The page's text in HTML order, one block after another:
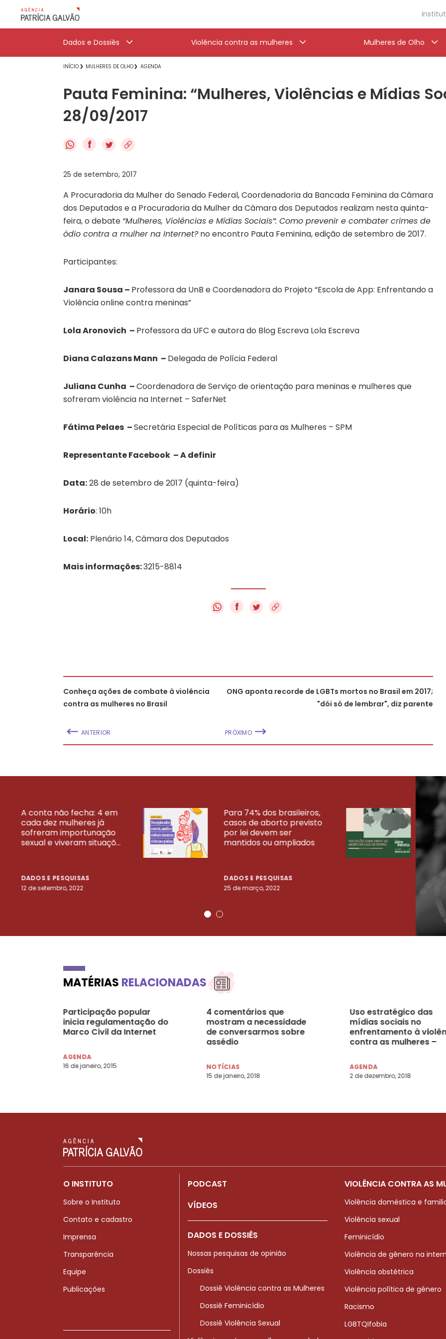
Dados e Dossiês Violência contra as mulheres Mulheres de Olho
INÍCIO MULHERES DE OLHO AGENDA
Pauta Feminina: “Mulheres, Violências e Mídias
28/09/2017
f
25 de setembro, 2017
A Procuradoria da Mulher do Senado Federal, Coordenadoria da Bancada Feminina da Câmara
dos Deputados e a Procuradoria da Mulher da Câmara dos Deputados realizam nesta quinta-
feira, o debate “Mulheres, Violências e Mídias Sociais”: Como prevenir e combater crimes de
ódio contra a mulher na Internet? no encontro Pauta Feminina, edição de setembro de 2017.
Participantes:
Janara Sousa – Professora da UnB e Coordenadora do Projeto “Escola de App: Enfrentando a
Violência online contra meninas”
Lola Aronovich – Professora da UFC e autora do Blog Escreva Lola Escreva
Diana Calazans Mann – Delegada de Polícia Federal
Juliana Cunha –Coordenadora de Serviço de orientação para meninas e mulheres que
sofreram violência na Internet – SaferNet
Fátima Pelaes –Secretária Especial de Políticas para as Mulheres – SPM
Representante Facebook – A definir
Data:28 de setembro de 2017 (quinta-feira)
Horário: 10h
Local: Plenário 14, Câmara dos Deputados
Mais informações:3215-8814
f
Conheça ações de combate à violência
contra as mulheres no Brasil
ANTERIOR
ONG aponta recorde de LGBTs mortos no Brasil em 2017;
"dói só de lembrar", diz parente
PRÓXIMO
A conta não fecha: 4 em
cada dez mulheres já
sofreram importunação
sexual e viveram situaçõ...
DADOS E PESQUISAS
12 de setembro, 2022
Para 74% dos brasileiros,
casos de aborto previsto
por lei devem ser
mantidos ou ampliados
DADOS E PESQUISAS
25 de março, 2022
23
VEJA MAIS PESQUISAS
MATÉRIAS RELACIONADAS
Participação popular
inicia regulamentação do
Marco Civil da Internet
AGENDA
16 de janeiro, 2015
4 comentários que
mostram a necessidade
de conversarmos sobre
assédio
NOTÍCIAS
15 de janeiro, 2018
Uso estratégico das
mídias sociais no
enfrentamento à
contra as mulheres –
AGENDA
2 de dezembro, 2018
O INSTITUTO
Sobre o Instituto
Contato e cadastro
Imprensa
Transparência
Equipe
Publicações
PODCAST
VÍDEOS
DADOS E DOSSIÊS
Nossas pesquisas de opinião
Dossiês
Dossiê Violência contra as Mulheres
Dossiê Feminicídio
Dossiê Violência Sexual
VIOLÊNCIA CONTRA AS
Violência doméstica e
Violência sexual
Feminicídio
Violência de gênero na
Violência obstétrica
Violência política de gênero
Racismo
LGBTQIfobia